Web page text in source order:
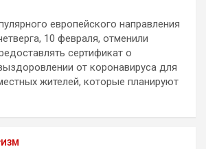
европейского направления
10 февраля, отменили
сертификат о
от коронавируса для
жителей, которые планируют